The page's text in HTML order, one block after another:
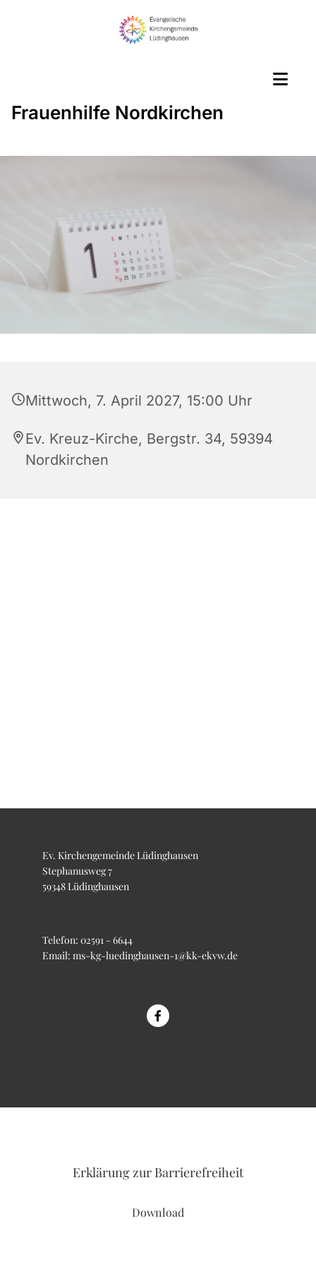
Frauenhilfe Nordkirchen
Mittwoch, 7. April 2027, 15:00 Uhr
Ev. Kreuz-Kirche, Bergstr. 34, 59394
Nordkirchen
Ev. Kirchengemeinde Lüdinghausen
Stephanusweg 7
59348 Lüdinghausen
Telefon: 02591 - 6644
Email: ms-kg-luedinghausen-1@kk-ekvw.de
Erklärung zur Barrierefreiheit
Download